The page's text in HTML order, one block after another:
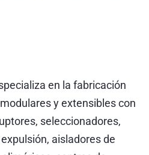
en la fabricación
y extensibles con
seleccionadores,
aisladores de